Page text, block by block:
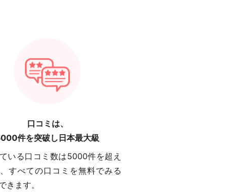
口コミは、
件を突破し日本最大級
いる口コミ数は5000件を超え
すべての口コミを無料でみる
きます。